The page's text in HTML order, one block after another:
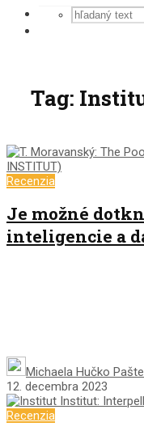
Tag:
Recenzia
Je možné
inteligencie a
Michaela Hučko
12. decembra 2023
Recenzia